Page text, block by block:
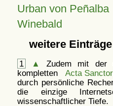
Urban von Peñalba
Winebald
weitere
1 ▲
Zudem mit der
kompletten Acta
durch persönliche
die einzige
wissenschaftlicher Tiefe.